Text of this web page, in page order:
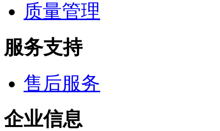
手性产品
培养基
硼
钯
铈
铟
镧
质量管理
服务支持
售后服务
企业信息